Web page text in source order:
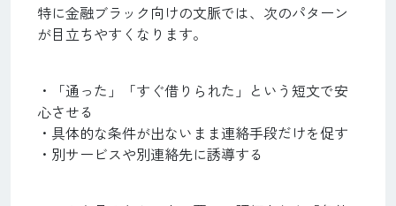
特に金融ブラック向けの文脈では、次のパターン
が目立ちやすくなります。
・「通った」「すぐ借りられた」という短文で安
心させる
・具体的な条件が出ないまま連絡手段だけを促す
・別サービスや別連絡先に誘導する